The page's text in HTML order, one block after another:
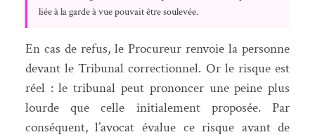
liée à la garde à vue pouvait être soulevée.
En cas de refus, le Procureur renvoie la personne
devant le Tribunal correctionnel. Or le risque est
réel : le tribunal peut prononcer une peine plus
lourde que celle initialement proposée. Par
conséquent, l’avocat évalue ce risque avant de